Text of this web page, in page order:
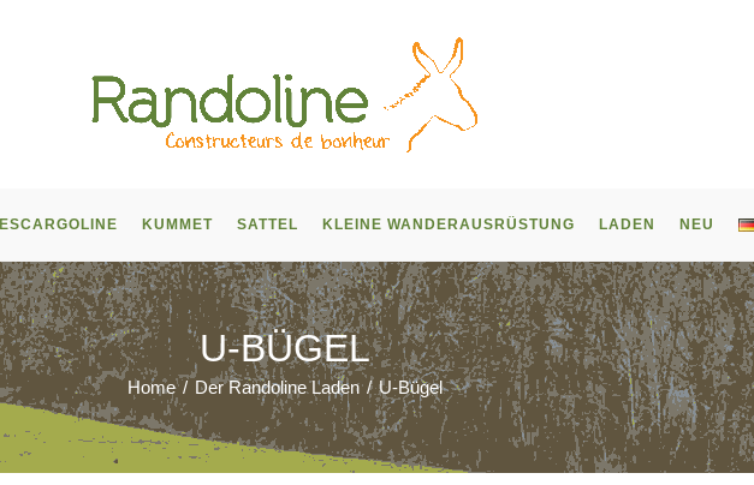
ESCARGOLINE KUMMET SATTEL KLEINE WANDERAUSRÜSTUNG LADEN NEU
U-BÜGEL
Home / Der Randoline Laden / U-Bügel